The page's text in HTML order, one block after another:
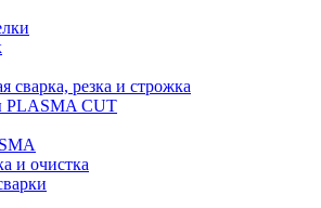
сварка, резка и строжка
PLASMA CUT
и очистка